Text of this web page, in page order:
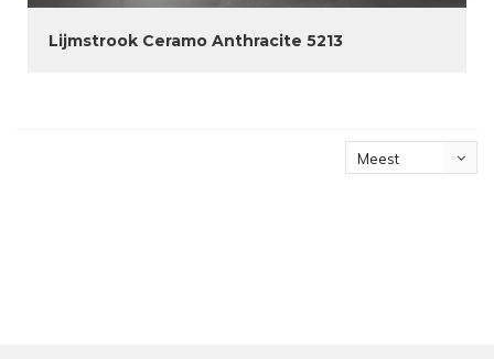
Lijmstrook Ceramo Anthracite 5213
Meest